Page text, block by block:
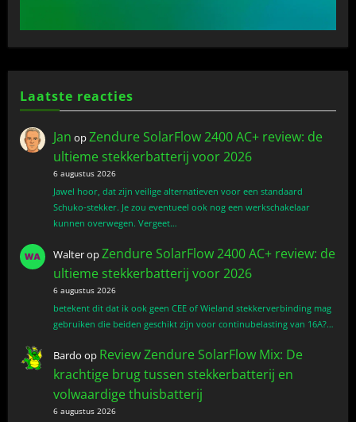
Laatste reacties
Jan opZendure SolarFlow 2400 AC+ review: de
ultieme stekkerbatterij voor 2026
6 augustus 2026
Jawel hoor, dat zijn veilige alternatieven voor een standaard
Schuko-stekker. Je zou eventueel ook nog een werkschakelaar
kunnen overwegen. Vergeet…
WalteropZendure SolarFlow 2400 AC+ review: de
ultieme stekkerbatterij voor 2026
6 augustus 2026
betekent dit dat ik ook geen CEE of Wieland stekkerverbinding mag
gebruiken die beiden geschikt zijn voor continubelasting van 16A?…
Bardo op Review Zendure SolarFlow Mix: De
krachtige brug tussen stekkerbatterij en
volwaardige thuisbatterij
6 augustus 2026